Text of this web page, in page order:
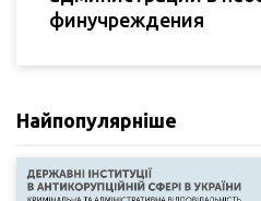
финучреждения
Найпопулярніше